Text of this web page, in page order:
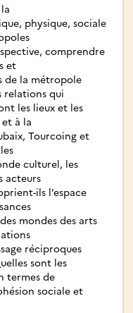
physique, sociale
comprendre
et
de la métropole
relations qui
les lieux et les
à la
Tourcoing et
culturel, les
acteurs
ils l’espace
mondes des arts
réciproques
sont les
termes de
sociale et